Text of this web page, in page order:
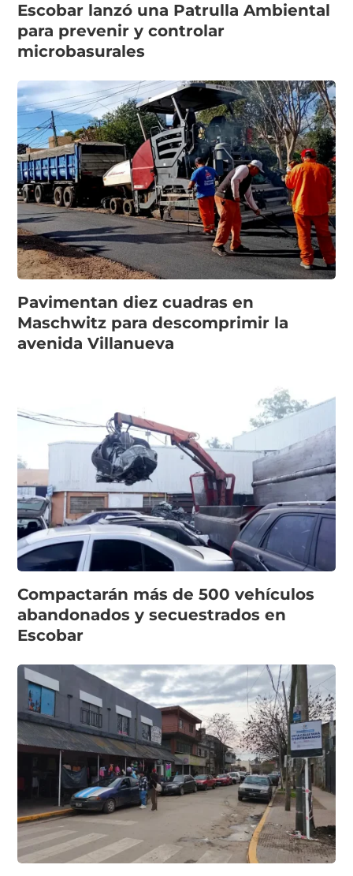
Escobar lanzó una Patrulla Ambiental
para prevenir y controlar
microbasurales
Pavimentan diez cuadras en
Maschwitz para descomprimir la
avenida Villanueva
Compactarán más de 500 vehículos
abandonados y secuestrados en
Escobar